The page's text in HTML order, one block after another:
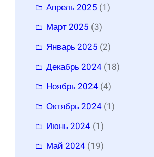
Апрель 2025 (1)
Март 2025 (3)
Январь 2025 (2)
Декабрь 2024 (18)
Ноябрь 2024 (4)
Октябрь 2024 (1)
Июнь 2024 (1)
Май 2024 (19)